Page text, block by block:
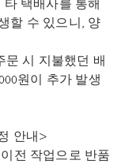
택배사를 통해
할 수 있으니, 양
문 시 지불했던 배
원이 추가 발생
안내>
전 작업으로 반품